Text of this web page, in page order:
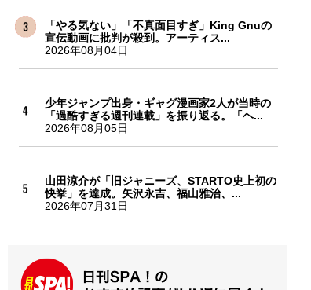
「やる気ない」「不真面目すぎ」King Gnuの
宣伝動画に批判が殺到。アーティス...
2026年08月04日
少年ジャンプ出身・ギャグ漫画家2人が当時の
「過酷すぎる週刊連載」を振り返る。「ヘ...
2026年08月05日
山田涼介が「旧ジャニーズ、STARTO史上初の
快挙」を達成。矢沢永吉、福山雅治、...
2026年07月31日